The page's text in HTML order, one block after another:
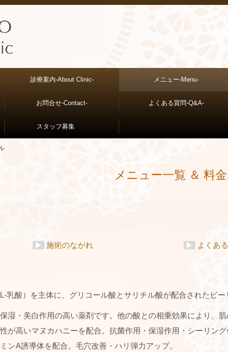
診療案内-About Clinic-
院長紹介
医師紹介
院内紹介
診療時間・アクセス
託児サービス
メニュー-Menu-
お問合せ-Contact- よくある質問-Q&A-
スタッフ募集
メニュー一覧 ＆ 料
▶ 施術のながれ ▶ よくあ
乳酸）を主体に、グリコール酸とサリチル酸が配合されたピ
湿・美白作用の高い薬剤です。他の酸との相乗効果により、
が高いマヌカハニーを配合。抗菌作用・保湿作用・シーリン
ンA誘導体を配合。毛穴改善・ハリ弾力アップ。